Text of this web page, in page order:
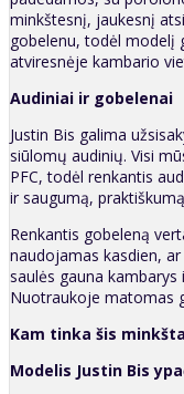
minkštesnį, jaukesnį
gobelenu, todėl modelį
atviresnėje kambario
Audiniai ir gobelenai
Justin Bis galima
siūlomų audinių. Visi
PFC, todėl renkantis
ir saugumą,
Renkantis gobeleną
naudojamas kasdien,
saulės gauna
Nuotraukoje matomas
Kam tinka šis
Modelis Justin Bis